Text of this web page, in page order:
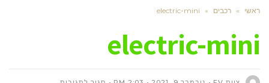
ראשי » רכבים »
electric-mini
electric-mini